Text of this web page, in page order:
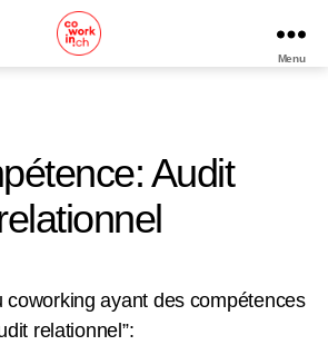
Coworking
Menu
Audit
coworking ayant des compétences
relationnel”: